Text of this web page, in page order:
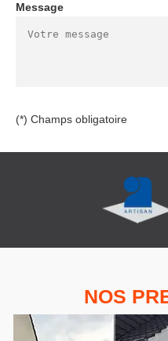
Message
(*) Champs obligatoire
NOS